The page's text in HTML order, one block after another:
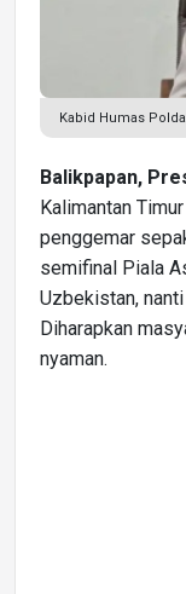
Kabid Humas
Balikpapan,
Kalimantan
penggemar
semifinal Piala
Uzbekistan,
Diharapkan
nyaman.